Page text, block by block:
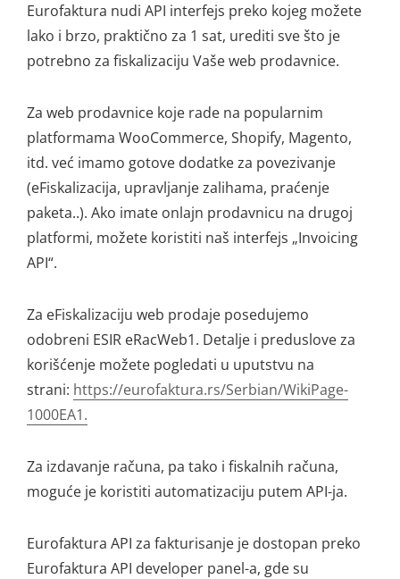
Eurofaktura nudi API interfejs preko kojeg možete
lako i brzo, praktično za 1 sat, urediti sve što je
potrebno za fiskalizaciju Vaše web prodavnice.
Za web prodavnice koje rade na popularnim
platformama WooCommerce, Shopify, Magento,
itd. već imamo gotove dodatke za povezivanje
(eFiskalizacija, upravljanje zalihama, praćenje
paketa..). Ako imate onlajn prodavnicu na drugoj
platformi, možete koristiti naš interfejs „Invoicing
API“.
Za eFiskalizaciju web prodaje posedujemo
odobreni ESIR eRacWeb1. Detalje i preduslove za
korišćenje možete pogledati u uputstvu na
strani: https://eurofaktura.rs/Serbian/WikiPage-
1000EA1.
Za izdavanje računa, pa tako i fiskalnih računa,
moguće je koristiti automatizaciju putem API-ja.
Eurofaktura API za fakturisanje je dostopan preko
Eurofaktura API developer panel-a, gde su